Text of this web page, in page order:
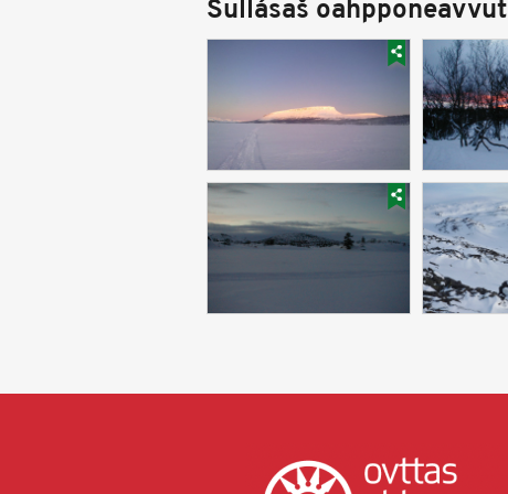
Sullásaš oahpponeavvut